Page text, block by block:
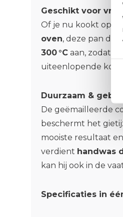
Geschikt voor
Of je nu kookt op
oven, deze pan
300 °C aan, zodat
uiteenlopende
Duurzaam &
De geëmailleerde
beschermt het
mooiste resultaat
verdient handwas
kan hij ook in de
Specificaties in